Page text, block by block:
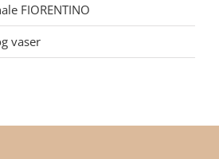
FIORENTINO
vaser